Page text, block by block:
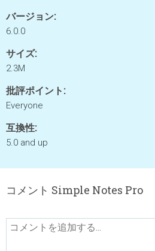
バージョン:
6.0.0
サイズ:
2.3M
批評ポイント:
Everyone
互換性:
5.0 and up
コメント Simple Notes Pro